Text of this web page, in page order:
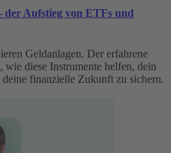
der Aufstieg von ETFs und
Geldanlagen. Der erfahrene
diese Instrumente helfen, dein
finanzielle Zukunft zu sichern.